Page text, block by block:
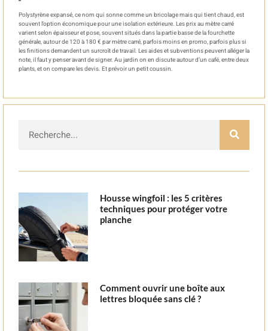
Polystyrène expansé, ce nom qui sonne comme un bricolage mais qui tient chaud, est
souvent l’option économique pour une isolation extérieure. Les prix au mètre carré
varient selon épaisseur et pose, souvent situés dans la partie basse de la fourchette
générale, autour de 120 à 180 € par mètre carré, parfois moins en promo, parfois plus si
les finitions demandent un surcroît de travail. Les aides et subventions peuvent alléger la
note, il faut y penser avant de signer. Au jardin on en discute autour d’un café, entre deux
plants, et on compare les devis. Et prévoir un petit coussin.
Housse wingfoil : les 5 critères
techniques pour protéger votre
planche
Comment ouvrir une boîte aux
lettres bloquée sans clé ?